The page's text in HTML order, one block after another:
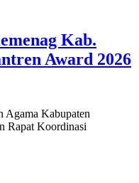
Kab.
Award 2026
Agama Kabupaten
Rapat Koordinasi